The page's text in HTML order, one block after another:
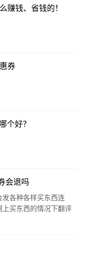
赚钱、省钱的！
券
个好？
会退吗
各种各样买东西连
买东西的情况下翻评
花了1/2，乃至1/3的